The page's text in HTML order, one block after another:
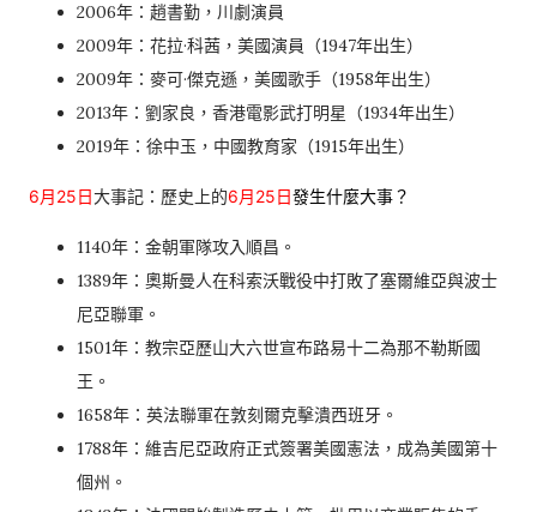
2006年：趙書勤，川劇演員
2009年：花拉·科茜，美國演員（1947年出生）
2009年：麥可·傑克遜，美國歌手（1958年出生）
2013年：劉家良，香港電影武打明星（1934年出生）
2019年：徐中玉，中國教育家（1915年出生）
6月25日大事記：歷史上的6月25日發生什麼大事？
1140年：金朝軍隊攻入順昌。
1389年：奧斯曼人在科索沃戰役中打敗了塞爾維亞與波士
尼亞聯軍。
1501年：教宗亞歷山大六世宣布路易十二為那不勒斯國
王。
1658年：英法聯軍在敦刻爾克擊潰西班牙。
1788年：維吉尼亞政府正式簽署美國憲法，成為美國第十
個州。